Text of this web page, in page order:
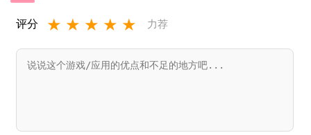
评分 ★ ★ ★ ★ ★ 力荐